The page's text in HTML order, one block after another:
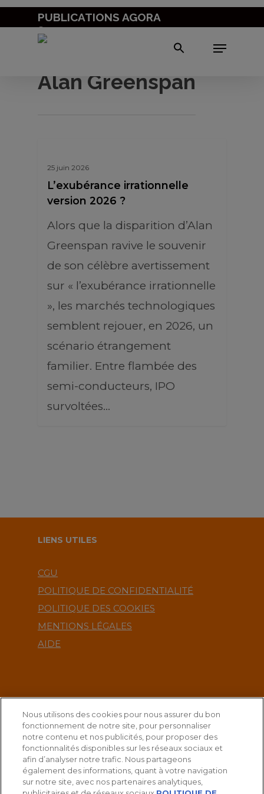
Skip
to
PUBLICATIONS AGORA
Menu
Alan Greenspan
25 juin 2026
L’exubérance irrationnelle
version 2026 ?
Alors que la disparition d’Alan
Greenspan ravive le souvenir
de son célèbre avertissement
sur « l’exubérance irrationnelle
», les marchés technologiques
semblent rejouer, en 2026, un
scénario étrangement
familier. Entre flambée des
semi-conducteurs, IPO
survoltées…
LIENS UTILES
CGU
POLITIQUE DE CONFIDENTIALITÉ
POLITIQUE DES COOKIES
MENTIONS LÉGALES
AIDE
service-clients@publications-agora.fr
01 44 59 91 11
Du Lundi au Vendredi, 9h-13h et 14h-17h
Nous utilisons des cookies pour nous assurer du bon
fonctionnement de notre site, pour personnaliser
notre contenu et nos publicités, pour proposer des
fonctionnalités disponibles sur les réseaux sociaux et
afin d’analyser notre trafic. Nous partageons
également des informations, quant à votre navigation
sur notre site, avec nos partenaires analytiques,